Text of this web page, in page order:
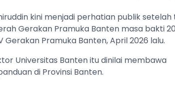
kini menjadi perhatian publik
Gerakan Pramuka Banten masa bakti
Pramuka Banten, April 2026 lalu.
Universitas Banten itu dinilai membawa
di Provinsi Banten.